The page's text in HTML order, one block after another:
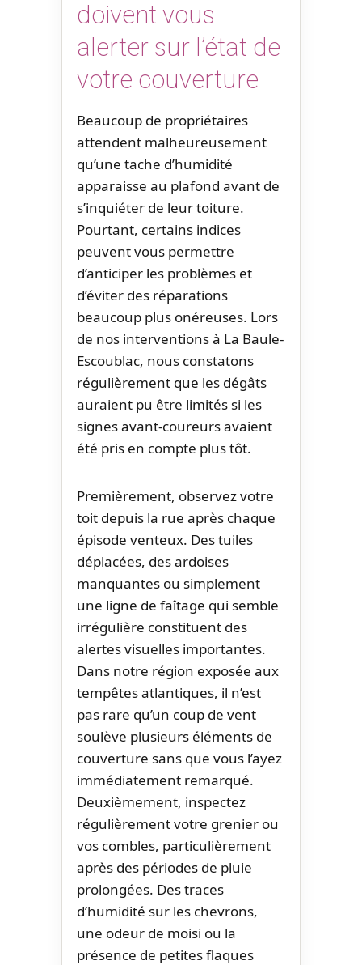
doivent vous
alerter sur l’état de
votre couverture
Beaucoup de propriétaires
attendent malheureusement
qu’une tache d’humidité
apparaisse au plafond avant de
s’inquiéter de leur toiture.
Pourtant, certains indices
peuvent vous permettre
d’anticiper les problèmes et
d’éviter des réparations
beaucoup plus onéreuses. Lors
de nos interventions à La Baule-
Escoublac, nous constatons
régulièrement que les dégâts
auraient pu être limités si les
signes avant-coureurs avaient
été pris en compte plus tôt.
Premièrement, observez votre
toit depuis la rue après chaque
épisode venteux. Des tuiles
déplacées, des ardoises
manquantes ou simplement
une ligne de faîtage qui semble
irrégulière constituent des
alertes visuelles importantes.
Dans notre région exposée aux
tempêtes atlantiques, il n’est
pas rare qu’un coup de vent
soulève plusieurs éléments de
couverture sans que vous l’ayez
immédiatement remarqué.
Deuxièmement, inspectez
régulièrement votre grenier ou
vos combles, particulièrement
après des périodes de pluie
prolongées. Des traces
d’humidité sur les chevrons,
une odeur de moisi ou la
présence de petites flaques